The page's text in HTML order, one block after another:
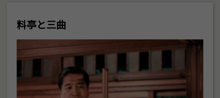
料亭と三曲